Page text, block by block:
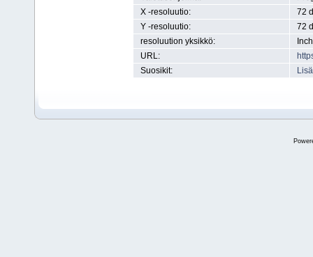
X -resoluutio:
72
Y -resoluutio:
72
resoluution yksikkö:
Inch
URL:
Suosikit: